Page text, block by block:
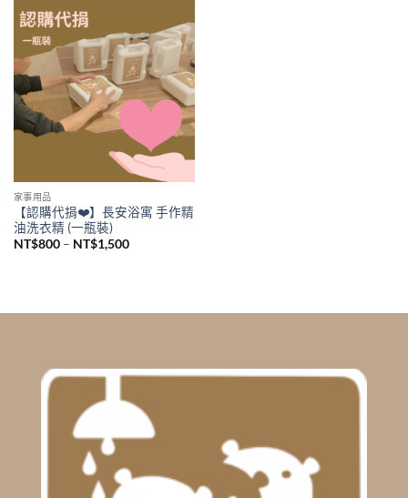
家事用品
【認購代捐❤️】長安浴寓 手作精
油洗衣精 (一瓶裝)
NT$800 – NT$1,500Price